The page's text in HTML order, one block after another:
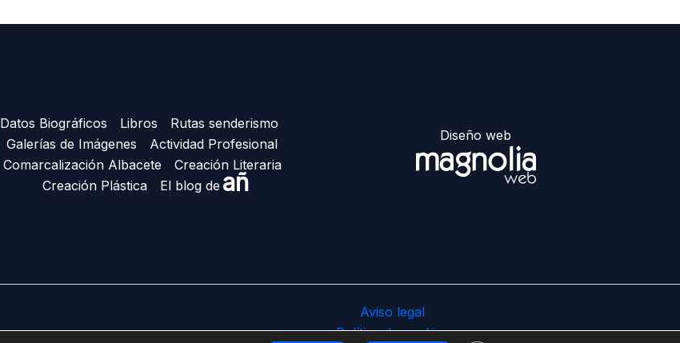
Datos Biográficos Libros
Rutas senderismo
Galerías de Imágenes
Actividad Profesional
Comarcalización Albacete
Creación Literaria
Creación Plástica
El blog de añ
Diseño web
Aviso legal
Política de cookies